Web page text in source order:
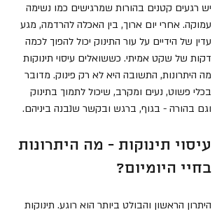
יש רגעים קטנים בהורות שמרגישים כמו נשימה
עמוקה. אחרי יום ארוך, בין האכלה להרדמה, מגע
עדין של הידיים על עור התינוק יכול להפוך לכמה
דקות של שקט אמיתי. כששואלים עיסוי תינוקות
מה היתרונות, התשובה היא לא רק פינוק. מדובר
בכלי פשוט, נעים ומקרב, שיכול לתמוך בתינוק
וגם בהורה - בגוף, ברגש ובקשר שנבנה ביניהם.
עיסוי תינוקות - מה היתרונות
בחיי היומיום?
היתרון הראשון והבולט ביותר הוא רוגע. תינוקות